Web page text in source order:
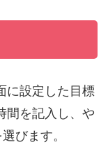
に設定した目標
間を記入し、や
びます。